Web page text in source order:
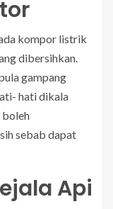
kompor listrik
dibersihkan.
gampang
hati dikala
boleh
sebab dapat
Api